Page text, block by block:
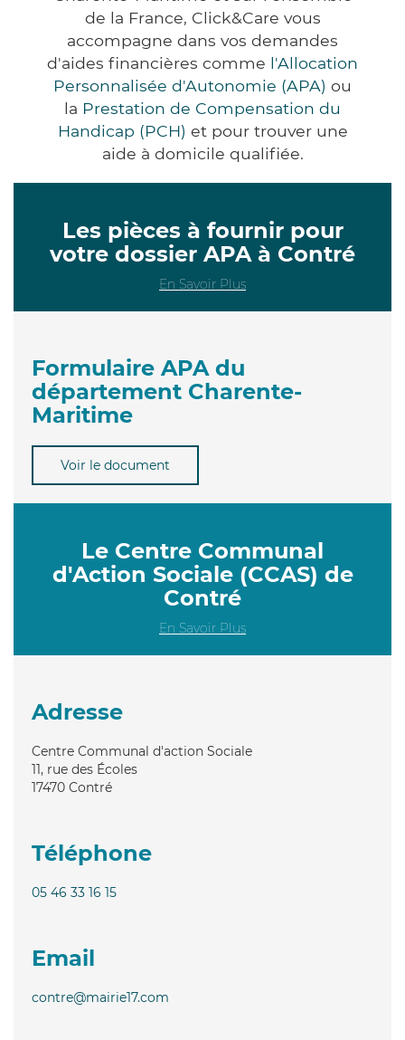
de la France, Click&Care vous
accompagne dans vos demandes
d'aides financières comme l'Allocation
Personnalisée d'Autonomie (APA) ou
la Prestation de Compensation du
Handicap (PCH) et pour trouver une
aide à domicile qualifiée.
Les pièces à fournir pour
votre dossier APA à Contré
En Savoir Plus
Formulaire APA du
département Charente-
Maritime
Voir le document
Le Centre Communal
d'Action Sociale (CCAS) de
Contré
En Savoir Plus
Adresse
Centre Communal d'action Sociale
11, rue des Écoles
17470 Contré
Téléphone
05 46 33 16 15
Email
contre@mairie17.com